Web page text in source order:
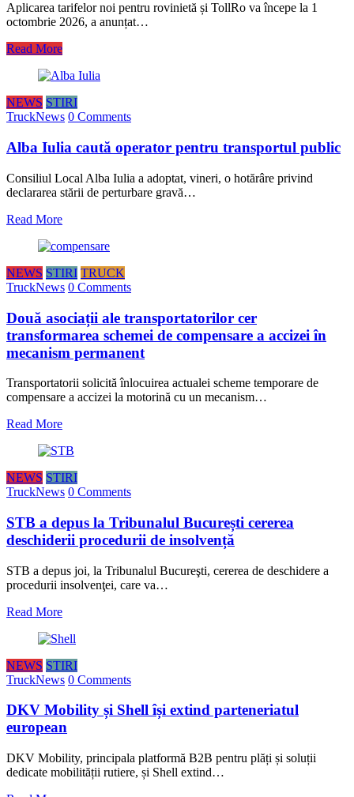
Aplicarea tarifelor noi pentru rovinietă și TollRo va începe la 1
octombrie 2026, a anunțat…
Read More
NEWS STIRI
TruckNews 0 Comments
Alba Iulia caută operator pentru transportul public
Consiliul Local Alba Iulia a adoptat, vineri, o hotărâre privind
declararea stării de perturbare gravă…
Read More
NEWS STIRI TRUCK
TruckNews 0 Comments
Două asociații ale transportatorilor cer
transformarea schemei de compensare a accizei în
mecanism permanent
Transportatorii solicită înlocuirea actualei scheme temporare de
compensare a accizei la motorină cu un mecanism…
Read More
NEWS STIRI
TruckNews 0 Comments
STB a depus la Tribunalul București cererea
deschiderii procedurii de insolvență
STB a depus joi, la Tribunalul Bucureşti, cererea de deschidere a
procedurii insolvenţei, care va…
Read More
NEWS STIRI
TruckNews 0 Comments
DKV Mobility și Shell își extind parteneriatul
european
DKV Mobility, principala platformă B2B pentru plăți și soluții
dedicate mobilității rutiere, și Shell extind…